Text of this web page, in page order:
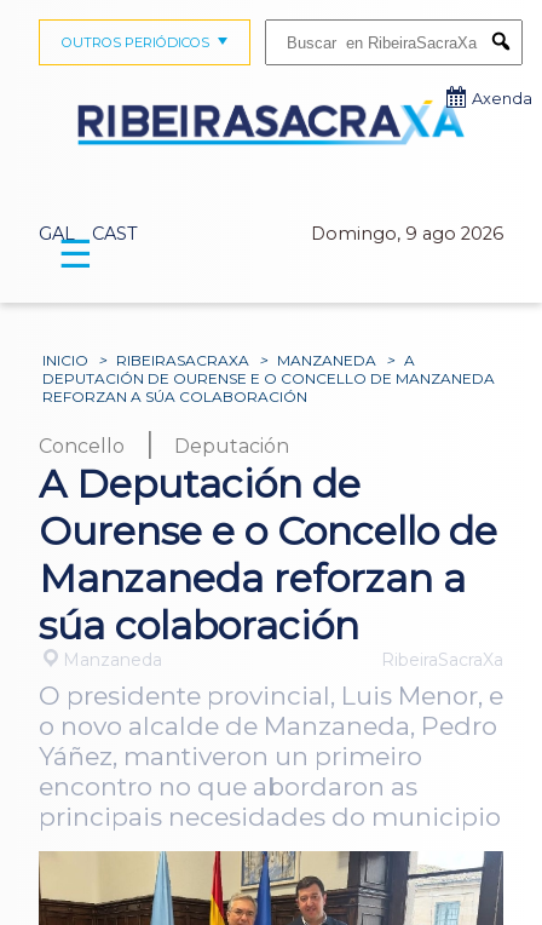
GAL CAST Domingo, 9 ago 2026
OUTROS PERIÓDICOS
Axenda
☰
INICIO > RIBEIRASACRAXA > MANZANEDA > A
DEPUTACIÓN DE OURENSE E O CONCELLO DE MANZANEDA
REFORZAN A SÚA COLABORACIÓN
Concello | Deputación
A Deputación de
Ourense e o Concello de
Manzaneda reforzan a
súa colaboración
Manzaneda RibeiraSacraXa
O presidente provincial, Luis Menor, e
o novo alcalde de Manzaneda, Pedro
Yáñez, mantiveron un primeiro
encontro no que abordaron as
principais necesidades do municipio